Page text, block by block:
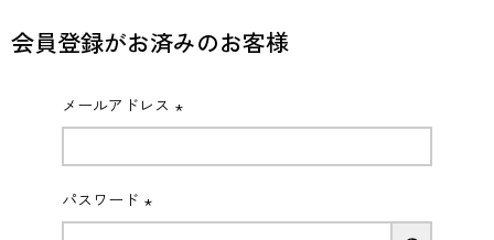
会員登録がお済みのお客様
メールアドレス
(必
パスワード
(必